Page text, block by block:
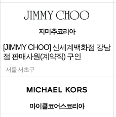
지미추코리아
[JIMMY CHOO] 신세계백화점 강남
점 판매사원(계약직) 구인
서울 서초구
마이클코어스코리아